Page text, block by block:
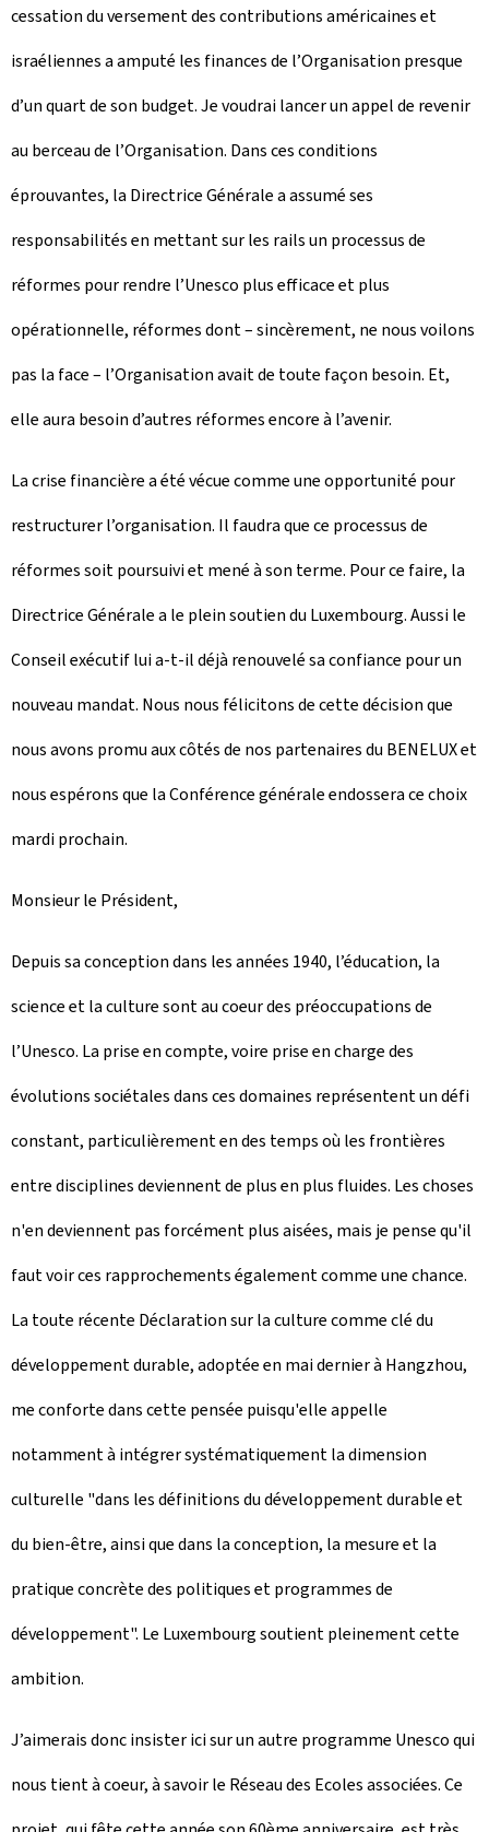
cessation du versement des contributions américaines et
israéliennes a amputé les finances de l’Organisation presque
d’un quart de son budget. Je voudrai lancer un appel de revenir
au berceau de l’Organisation. Dans ces conditions
éprouvantes, la Directrice Générale a assumé ses
responsabilités en mettant sur les rails un processus de
réformes pour rendre l’Unesco plus efficace et plus
opérationnelle, réformes dont – sincèrement, ne nous voilons
pas la face – l’Organisation avait de toute façon besoin. Et,
elle aura besoin d’autres réformes encore à l’avenir.
La crise financière a été vécue comme une opportunité pour
restructurer l’organisation. Il faudra que ce processus de
réformes soit poursuivi et mené à son terme. Pour ce faire, la
Directrice Générale a le plein soutien du Luxembourg. Aussi le
Conseil exécutif lui a-t-il déjà renouvelé sa confiance pour un
nouveau mandat. Nous nous félicitons de cette décision que
nous avons promu aux côtés de nos partenaires du BENELUX et
nous espérons que la Conférence générale endossera ce choix
mardi prochain.
Monsieur le Président,
Depuis sa conception dans les années 1940, l’éducation, la
science et la culture sont au coeur des préoccupations de
l’Unesco. La prise en compte, voire prise en charge des
évolutions sociétales dans ces domaines représentent un défi
constant, particulièrement en des temps où les frontières
entre disciplines deviennent de plus en plus fluides. Les choses
n'en deviennent pas forcément plus aisées, mais je pense qu'il
faut voir ces rapprochements également comme une chance.
La toute récente Déclaration sur la culture comme clé du
développement durable, adoptée en mai dernier à Hangzhou,
me conforte dans cette pensée puisqu'elle appelle
notamment à intégrer systématiquement la dimension
culturelle "dans les définitions du développement durable et
du bien-être, ainsi que dans la conception, la mesure et la
pratique concrète des politiques et programmes de
développement". Le Luxembourg soutient pleinement cette
ambition.
J’aimerais donc insister ici sur un autre programme Unesco qui
nous tient à coeur, à savoir le Réseau des Ecoles associées. Ce